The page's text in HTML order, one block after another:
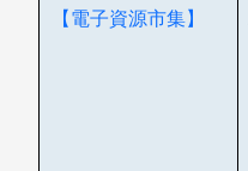
【電子資源市集】